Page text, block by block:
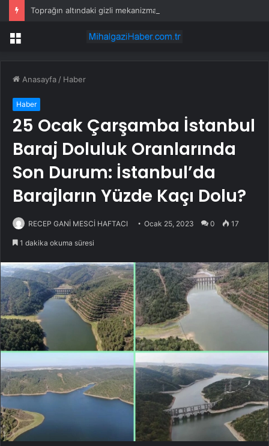
Menü
Anasayfa / Haber
Haber
25 Ocak Çarşamba İstanbul
Baraj Doluluk Oranlarında
Son Durum: İstanbul’da
Barajların Yüzde Kaçı Dolu?
RECEP GANİ MESCİ HAFTACI Ocak 25, 2023 0 17
1 dakika okuma süresi